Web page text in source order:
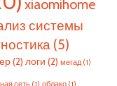
xiaomihome
системы
(5)
(2) логи (2) мегад(1)